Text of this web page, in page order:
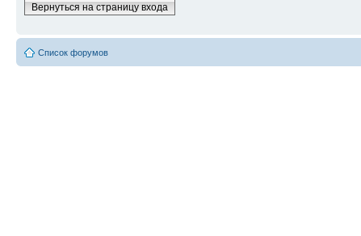
Вернуться на страницу входа
Список форумов